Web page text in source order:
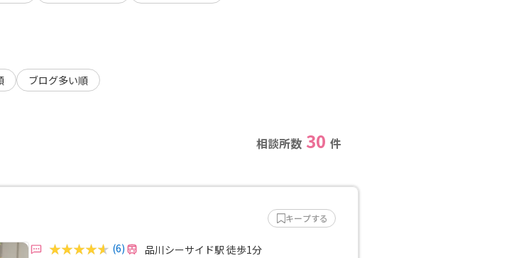
ブログ多い順
相談所数 30 件
キープする
(6)
品川シーサイド駅 徒歩1分